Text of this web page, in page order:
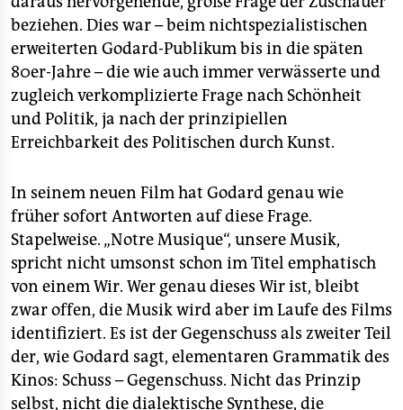
beziehen. Dies war – beim nichtspezialistischen
erweiterten Godard-Publikum bis in die späten
80er-Jahre – die wie auch immer verwässerte und
zugleich verkomplizierte Frage nach Schönheit
und Politik, ja nach der prinzipiellen
Erreichbarkeit des Politischen durch Kunst.
In seinem neuen Film hat Godard genau wie
früher sofort Antworten auf diese Frage.
Stapelweise. „Notre Musique“, unsere Musik,
spricht nicht umsonst schon im Titel emphatisch
von einem Wir. Wer genau dieses Wir ist, bleibt
zwar offen, die Musik wird aber im Laufe des Films
identifiziert. Es ist der Gegenschuss als zweiter Teil
der, wie Godard sagt, elementaren Grammatik des
Kinos: Schuss – Gegenschuss. Nicht das Prinzip
selbst, nicht die dialektische Synthese, die